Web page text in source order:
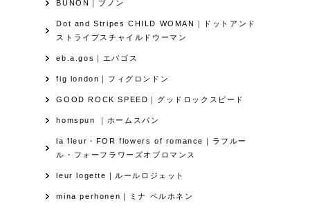
BUNON｜ブノン
Dot and Stripes CHILD WOMAN｜ドットアンド
ストライプスチャイルドウーマン
eb.a.gos｜エバゴス
fig london｜フィグロンドン
GOOD ROCK SPEED｜グッドロックスピード
homspun ｜ホームスパン
la fleur・FOR flowers of romance｜ラフルー
ル・フォーフラワーズオブロマンス
leur logette｜ルールロジェット
mina perhonen｜ミナ ペルホネン